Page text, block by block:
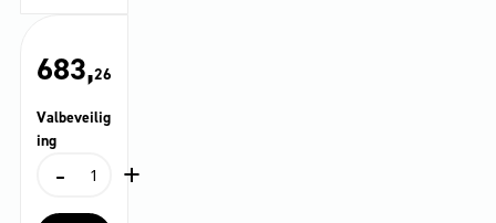
683,26
Valbeveilig
ing
-
Valbeveiliging
+